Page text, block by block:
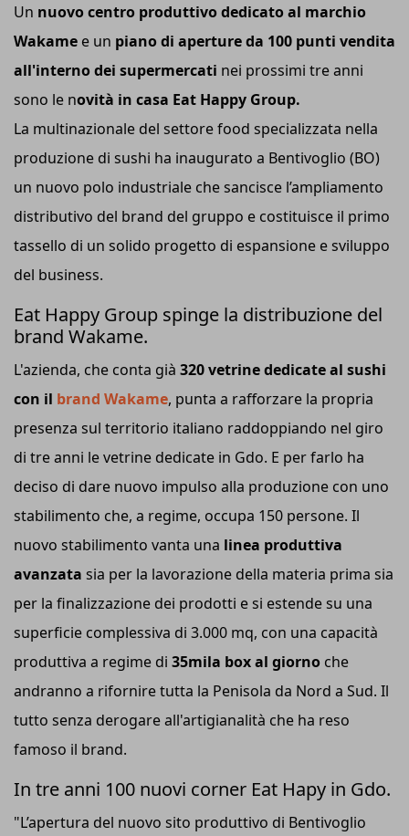
Un nuovo centro produttivo dedicato al marchio
Wakame e un piano di aperture da 100 punti vendita
all'interno dei supermercati nei prossimi tre anni
sono le novità in casa Eat Happy Group.
La multinazionale del settore food specializzata nella
produzione di sushi ha inaugurato a Bentivoglio (BO)
un nuovo polo industriale che sancisce l’ampliamento
distributivo del brand del gruppo e costituisce il primo
tassello di un solido progetto di espansione e sviluppo
del business.
Eat Happy Group spinge la distribuzione del
brand Wakame.
L'azienda, che conta già 320 vetrine dedicate al sushi
con il brand Wakame, punta a rafforzare la propria
presenza sul territorio italiano raddoppiando nel giro
di tre anni le vetrine dedicate in Gdo. E per farlo ha
deciso di dare nuovo impulso alla produzione con uno
stabilimento che, a regime, occupa 150 persone. Il
nuovo stabilimento vanta una linea produttiva
avanzata sia per la lavorazione della materia prima sia
per la finalizzazione dei prodotti e si estende su una
superficie complessiva di 3.000 mq, con una capacità
produttiva a regime di 35mila box al giorno che
andranno a rifornire tutta la Penisola da Nord a Sud. Il
tutto senza derogare all'artigianalità che ha reso
famoso il brand.
In tre anni 100 nuovi corner Eat Hapy in Gdo.
"L’apertura del nuovo sito produttivo di Bentivoglio